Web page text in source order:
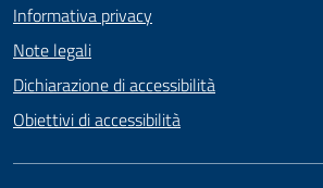
Informativa privacy
Note legali
Dichiarazione di accessibilità
Obiettivi di accessibilità